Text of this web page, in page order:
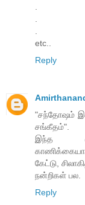
etc..
Reply
"சந்தோஷம்
சங்கீதம்".
இந்த
கேட்டு,
நன்றிகள் பல.
Reply